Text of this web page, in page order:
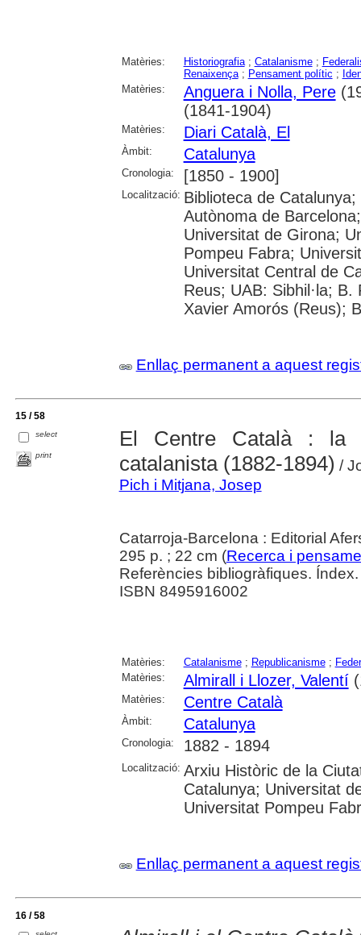
Matèries: Historiografia; Catalanisme;
Renaixença; Pensament polític ;
Matèries:
Anguera i Nolla, Pere
(1841-1904)
Matèries: Diari Català, El
Àmbit: Catalunya
Cronologia: [1850 - 1900]
Localització: Biblioteca de
Autònoma de
Universitat de Girona;
Pompeu Fabra;
Universitat Central de
Reus; UAB: Sibhil·la;
Xavier Amorós (Reus);
Enllaç permanent a aquest
15 / 58
select
print
El Centre Català : la
catalanista (1882-1894) /
Pich i Mitjana, Josep
Catarroja-Barcelona : Editorial
295 p. ; 22 cm (Recerca i
Referències bibliogràfiques. Índex.
ISBN 8495916002
Matèries: Catalanisme; Republicanisme;
Matèries:
Almirall i Llozer, Valentí
Matèries: Centre Català
Àmbit: Catalunya
Cronologia: 1882 - 1894
Localització: Arxiu Històric de la
Catalunya; Universitat
Universitat Pompeu
Enllaç permanent a aquest
16 / 58